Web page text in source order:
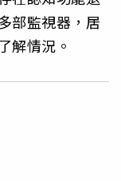
部監視器，居
解情況。